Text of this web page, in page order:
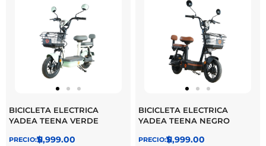
BICICLETA ELECTRICA
YADEA TEENA VERDE
$
11,999.00
BICICLETA ELECTRICA
YADEA TEENA NEGRO
$
11,999.00